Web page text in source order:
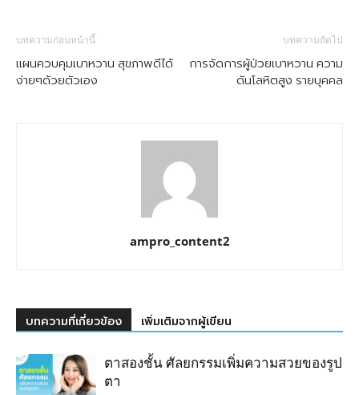
บทความก่อนหน้านี้
แผนควบคุมเบาหวาน สุขภาพดีได้
ง่ายๆด้วยตัวเอง
บทความถัดไป
การจัดการผู้ป่วยเบาหวาน ความ
ดันโลหิตสูง รายบุคคล
ampro_content2
บทความที่เกี่ยวข้อง เพิ่มเติมจากผู้เขียน
ตาสองชั้น ศัลยกรรมเพิ่มความสวยของรูป
ตา